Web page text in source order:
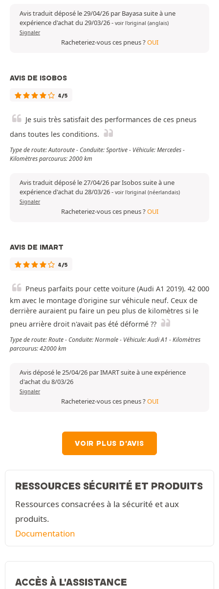
Avis traduit déposé le 29/04/26 par Bayasa suite à une
expérience d'achat du 29/03/26- voir l'original (anglais)
Signaler
Racheteriez-vous ces pneus ?OUI
AVIS DE ISOBOS
4/5
Je suis très satisfait des performances de ces pneus
dans toutes les conditions.
Type de route: Autoroute - Conduite: Sportive - Véhicule: Mercedes -
Kilomètres parcourus: 2000 km
Avis traduit déposé le 27/04/26 par Isobos suite à une
expérience d'achat du 28/03/26- voir l'original (néerlandais)
Signaler
Racheteriez-vous ces pneus ?OUI
AVIS DE IMART
4/5
Pneus parfaits pour cette voiture (Audi A1 2019). 42 000
km avec le montage d'origine sur véhicule neuf. Ceux de
derrière auraient pu faire un peu plus de kilomètres si le
pneu arrière droit n'avait pas été déformé ??
Type de route: Route - Conduite: Normale - Véhicule: Audi A1 - Kilomètres
parcourus: 42000 km
Avis déposé le 25/04/26 par IMART suite à une expérience
d'achat du 8/03/26
Signaler
Racheteriez-vous ces pneus ?OUI
VOIR PLUS D'AVIS
RESSOURCES SÉCURITÉ ET PRODUITS
Ressources consacrées à la sécurité et aux
produits.
Documentation
ACCÈS À L'ASSISTANCE